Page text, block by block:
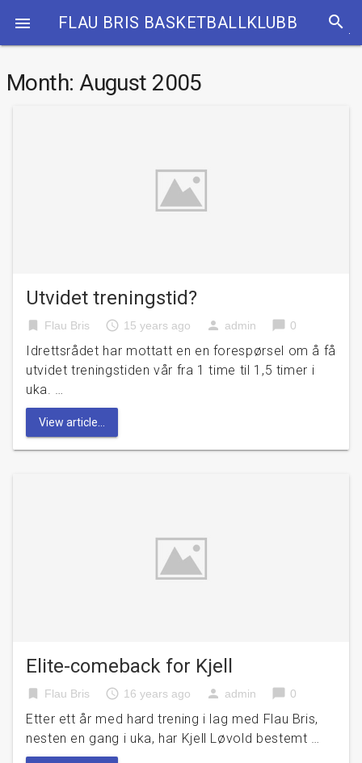
 FLAU BRIS BASKETBALLKLUBB search
Month: August 2005
Utvidet treningstid?
bookmark Flau Bris access_time 15 years ago person admin chat_bubble 0
Idrettsrådet har mottatt en en forespørsel om å få
utvidet treningstiden vår fra 1 time til 1,5 timer i
uka. …
View article...
Elite-comeback for Kjell
bookmark Flau Bris access_time 16 years ago person admin chat_bubble 0
Etter ett år med hard trening i lag med Flau Bris,
nesten en gang i uka, har Kjell Løvold bestemt …